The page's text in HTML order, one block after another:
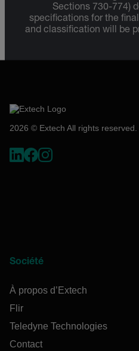
Sections 730-774)
specifications for the
and classification will be
2026 © Extech All rights reserved.
Société
À propos d’Extech
Flir
Teledyne Technologies
Contact